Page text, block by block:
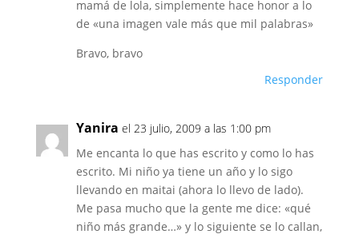
mamá de lola, simplemente hace honor a lo
de «una imagen vale más que mil palabras»
Bravo, bravo
Responder
Yanira el 23 julio, 2009 a las 1:00 pm
Me encanta lo que has escrito y como lo has
escrito. Mi niño ya tiene un año y lo sigo
llevando en maitai (ahora lo llevo de lado).
Me pasa mucho que la gente me dice: «qué
niño más grande…» y lo siguiente se lo callan,